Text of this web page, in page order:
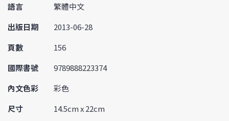
語言
繁體中文
出版日期
2013-06-28
頁數
156
國際書號
9789888223374
內文色彩
彩色
尺寸
14.5cm x 22cm